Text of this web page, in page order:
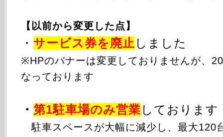
【以前から変更した点】
・ サービス券を廃止 しました
※HPのバナーは変更しておりませんが、
なっております
・ 第1駐車場のみ営業 しております
駐車スペースが大幅に減少し、最大120